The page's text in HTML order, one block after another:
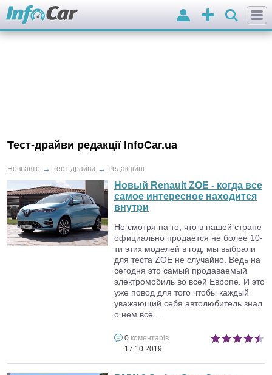
Додати
оголошення
Вхід
Тест-драйви редакції InfoCar.ua
Нові авто → Тест-драйви → Редакційні
Новый Renault ZOE - когда все
самое интересное находится
внутри
Не смотря на то, что в нашей стране
официально продается не более 10-
ти этих моделей в год, мы выбрали
для теста ZOE не случайно. Ведь на
сегодня это самый продаваемый
электромобиль во всей Европе. И это
уже повод для того чтобы каждый
уважающий себя автолюбитель знал
о нём всё. ...
0 коментарів
17.10.2019